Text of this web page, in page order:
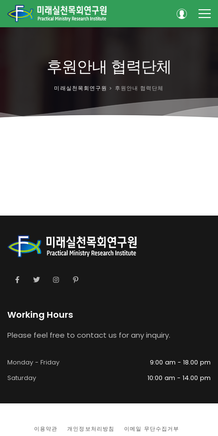
후원안내 협력단체
미래실천목회연구원 > 후원안내 협력단체
Working Hours
Please feel free to contact us for any inquiry.
Monday - Friday
9:00 am - 18.00 pm
Saturday
10:00 am - 14.00 pm
이용약관 개인정보처리방침 이메일 무단수집거부